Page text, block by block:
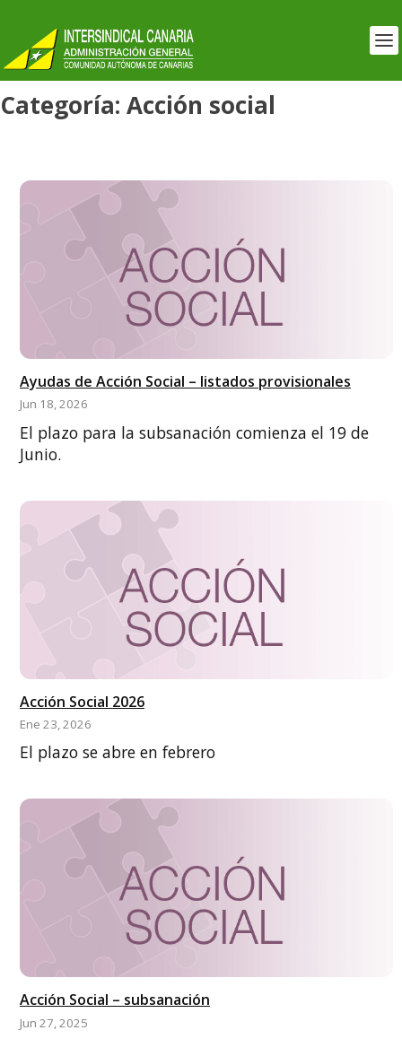
Categoría: Acción social
Ayudas de Acción Social – listados provisionales
Jun 18, 2026
El plazo para la subsanación comienza el 19 de
Junio.
Acción Social 2026
Ene 23, 2026
El plazo se abre en febrero
Acción Social – subsanación
Jun 27, 2025